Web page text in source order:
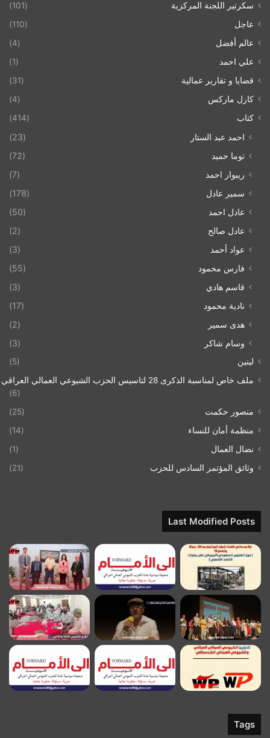
سكرتير اللجنة المركزية
(101)
عاجل
(110)
عالم أفضل
(4)
علي احمد
(1)
قضايا و تقارير عمالية
(31)
كارل ماركس
(4)
كتاب
(414)
احمد عبد الستار
(23)
توما حميد
(72)
ريبوار احمد
(7)
سمير عادل
(178)
عادل احمد
(50)
عادل صالح
(2)
عواد أحمد
(3)
فارس محمود
(55)
قاسم هادي
(3)
نادية محمود
(17)
هدى سمير
(2)
وسام شاكر
(3)
لينين
(5)
ملف خاص لمناسبة الذكرى 28 لتاسيس الحزب الشيوعي العمالي العراقي 1993/07/21
(6)
منصور حكمت
(25)
منظمة أمان للنساء
(14)
نضال العمال
(1)
وثائق المؤتمر السادس للحزب
(21)
Last Modified Posts
Tags